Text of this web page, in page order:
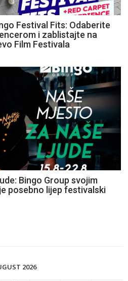
Festival Fits: Odaberite
i zablistajte na
Film Festivala
Bingo Group svojim
posebno lijep festivalski
2026